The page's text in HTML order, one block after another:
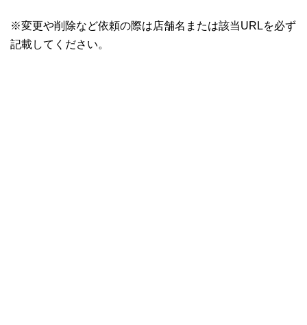
※変更や削除など依頼の際は店舗名または該当URLを必ず
記載してください。